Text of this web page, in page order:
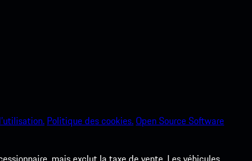
Politique des cookies.Open Source Software